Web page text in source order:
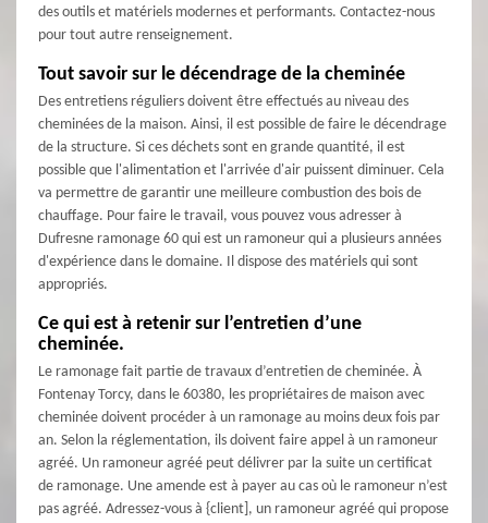
des outils et matériels modernes et performants. Contactez-nous
pour tout autre renseignement.
Tout savoir sur le décendrage de la cheminée
Des entretiens réguliers doivent être effectués au niveau des
cheminées de la maison. Ainsi, il est possible de faire le décendrage
de la structure. Si ces déchets sont en grande quantité, il est
possible que l'alimentation et l'arrivée d'air puissent diminuer. Cela
va permettre de garantir une meilleure combustion des bois de
chauffage. Pour faire le travail, vous pouvez vous adresser à
Dufresne ramonage 60 qui est un ramoneur qui a plusieurs années
d'expérience dans le domaine. Il dispose des matériels qui sont
appropriés.
Ce qui est à retenir sur l’entretien d’une
cheminée.
Le ramonage fait partie de travaux d’entretien de cheminée. À
Fontenay Torcy, dans le 60380, les propriétaires de maison avec
cheminée doivent procéder à un ramonage au moins deux fois par
an. Selon la réglementation, ils doivent faire appel à un ramoneur
agréé. Un ramoneur agréé peut délivrer par la suite un certificat
de ramonage. Une amende est à payer au cas où le ramoneur n’est
pas agréé. Adressez-vous à {client], un ramoneur agréé qui propose